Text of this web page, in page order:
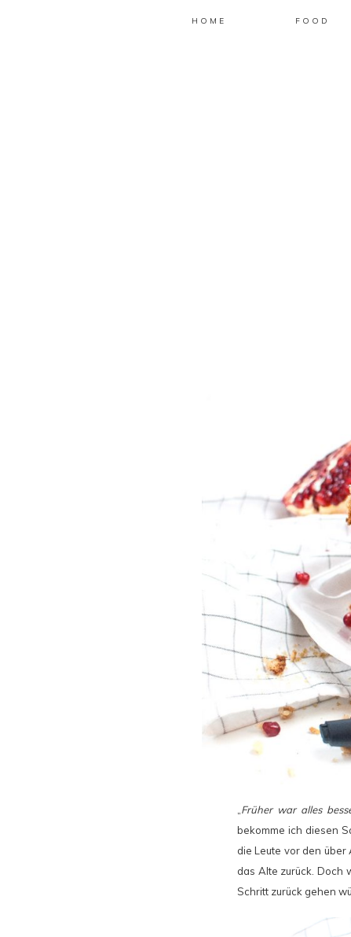
HOME FOOD
„Früher war alles
bekomme ich diesen
die Leute vor den
das Alte zurück. Doch
Schritt zurück gehen